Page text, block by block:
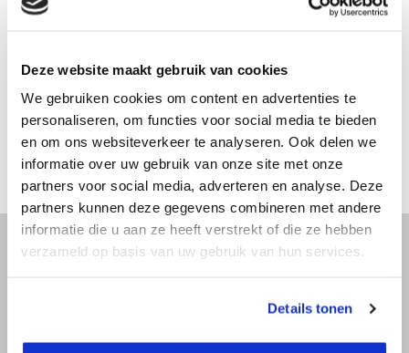
Deze website maakt gebruik van cookies
We gebruiken cookies om content en advertenties te
personaliseren, om functies voor social media te bieden
en om ons websiteverkeer te analyseren. Ook delen we
informatie over uw gebruik van onze site met onze
partners voor social media, adverteren en analyse. Deze
partners kunnen deze gegevens combineren met andere
informatie die u aan ze heeft verstrekt of die ze hebben
verzameld op basis van uw gebruik van hun services.
Details tonen
Productomschrijving
Specificaties
Reviews
bereikbaar op werkdagen van 9:00 tot